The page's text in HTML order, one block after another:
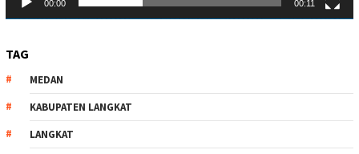
00:00 00:11
TAG
MEDAN
KABUPATEN LANGKAT
LANGKAT